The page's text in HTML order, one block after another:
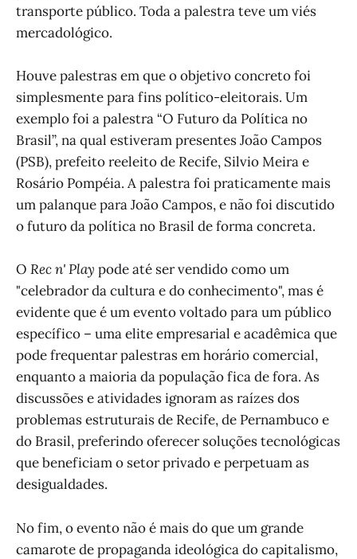
transporte público. Toda a palestra teve um viés
mercadológico.
Houve palestras em que o objetivo concreto foi
simplesmente para fins político-eleitorais. Um
exemplo foi a palestra “O Futuro da Política no
Brasil”, na qual estiveram presentes João Campos
(PSB), prefeito reeleito de Recife, Silvio Meira e
Rosário Pompéia. A palestra foi praticamente mais
um palanque para João Campos, e não foi discutido
o futuro da política no Brasil de forma concreta.
O Rec n' Play pode até ser vendido como um
"celebrador da cultura e do conhecimento", mas é
evidente que é um evento voltado para um público
específico – uma elite empresarial e acadêmica que
pode frequentar palestras em horário comercial,
enquanto a maioria da população fica de fora. As
discussões e atividades ignoram as raízes dos
problemas estruturais de Recife, de Pernambuco e
do Brasil, preferindo oferecer soluções tecnológicas
que beneficiam o setor privado e perpetuam as
desigualdades.
No fim, o evento não é mais do que um grande
camarote de propaganda ideológica do capitalismo,